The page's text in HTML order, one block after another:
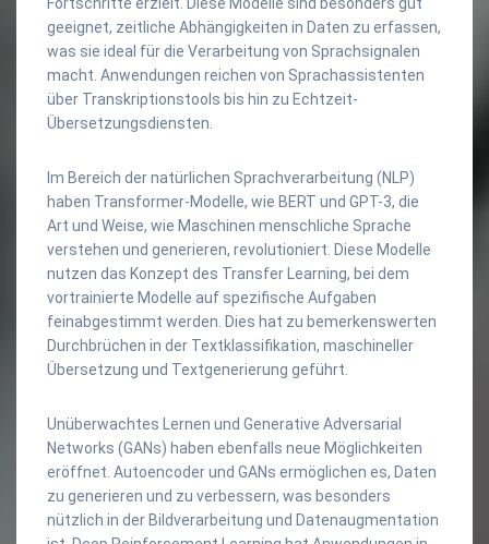
geeignet, zeitliche Abhängigkeiten in Daten zu erfassen,
was sie ideal für die Verarbeitung von Sprachsignalen
macht. Anwendungen reichen von Sprachassistenten
über Transkriptionstools bis hin zu Echtzeit-
Übersetzungsdiensten.
Im Bereich der natürlichen Sprachverarbeitung (NLP)
haben Transformer-Modelle, wie BERT und GPT-3, die
Art und Weise, wie Maschinen menschliche Sprache
verstehen und generieren, revolutioniert. Diese Modelle
nutzen das Konzept des Transfer Learning, bei dem
vortrainierte Modelle auf spezifische Aufgaben
feinabgestimmt werden. Dies hat zu bemerkenswerten
Durchbrüchen in der Textklassifikation, maschineller
Übersetzung und Textgenerierung geführt.
Unüberwachtes Lernen und Generative Adversarial
Networks (GANs) haben ebenfalls neue Möglichkeiten
eröffnet. Autoencoder und GANs ermöglichen es, Daten
zu generieren und zu verbessern, was besonders
nützlich in der Bildverarbeitung und Datenaugmentation